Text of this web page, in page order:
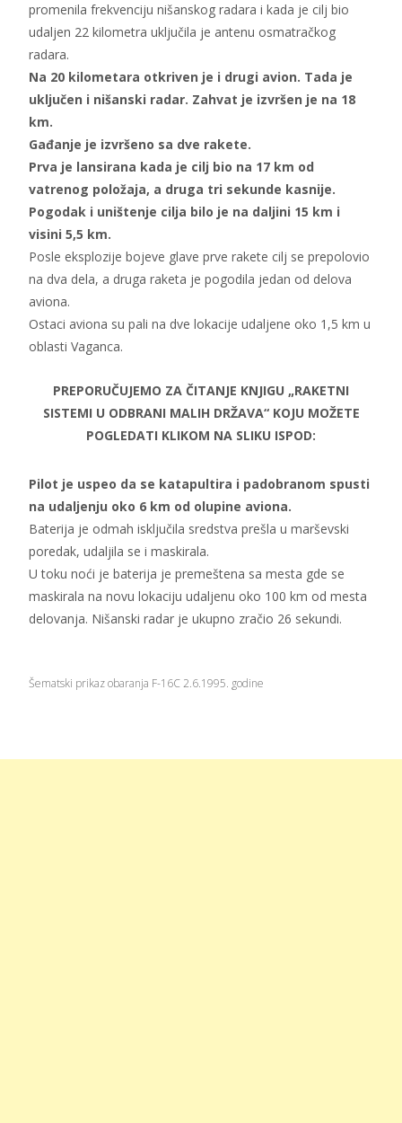
promenila frekvenciju nišanskog radara i kada je cilj bio
udaljen 22 kilometra uključila je antenu osmatračkog
radara.
Na 20 kilometara otkriven je i drugi avion. Tada je
uključen i nišanski radar. Zahvat je izvršen je na 18
km.
Gađanje je izvršeno sa dve rakete.
Prva je lansirana kada je cilj bio na 17 km od
vatrenog položaja, a druga tri sekunde kasnije.
Pogodak i uništenje cilja bilo je na daljini 15 km i
visini 5,5 km.
Posle eksplozije bojeve glave prve rakete cilj se prepolovio
na dva dela, a druga raketa je pogodila jedan od delova
aviona.
Ostaci aviona su pali na dve lokacije udaljene oko 1,5 km u
oblasti Vaganca.
PREPORUČUJEMO ZA ČITANJE KNJIGU „RAKETNI
SISTEMI U ODBRANI MALIH DRŽAVA“ KOJU MOŽETE
POGLEDATI KLIKOM NA SLIKU ISPOD:
Pilot je uspeo da se katapultira i padobranom spusti
na udaljenju oko 6 km od olupine aviona.
Baterija je odmah isključila sredstva prešla u marševski
poredak, udaljila se i maskirala.
U toku noći je baterija je premeštena sa mesta gde se
maskirala na novu lokaciju udaljenu oko 100 km od mesta
delovanja. Nišanski radar je ukupno zračio 26 sekundi.
Šematski prikaz obaranja F-16C 2.6.1995. godine